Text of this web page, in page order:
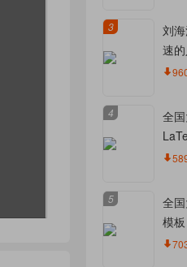
3
刘
速的
4
全
5
全
模板